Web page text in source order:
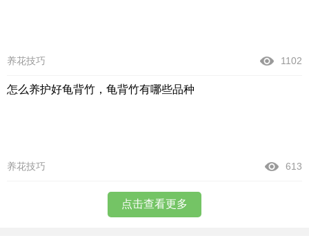
养花技巧 1102
怎么养护好龟背竹，龟背竹有哪些品种
养花技巧 613
点击查看更多